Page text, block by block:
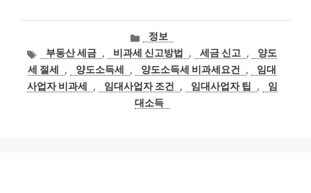
카
테
고
리
정보
태
그
부동산 세금 , 비과세 신고방법 , 세금 신고 ,
양도
세 절세
, 양도소득세 , 양도소득세 비과세요건 ,
임대
사업자 비과세
, 임대사업자 조건 , 임대사업자 팁 ,
임
대소득